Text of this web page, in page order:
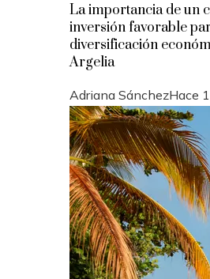
La importancia de un
inversión favorable
diversificación
Argelia
Adriana SánchezHace